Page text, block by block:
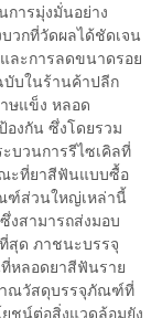
การมุ่งมั่นอย่าง
วกที่วัดผลได้ชัดเจน
ละการลดขนาดรอย
บในร้านค้าปลีก
ษแข็ง หลอด
งกัน ซึ่งโดยรวม
บวนการรีไซเคิลที่
ะที่ยาสีฟันแบบซื้อ
ฑ์ส่วนใหญ่เหล่านี้
งสามารถส่งมอบ
ด ภาชนะบรรจุ
หลอดยาสีฟันราย
าณวัสดุบรรจุภัณฑ์ที่
ชน์ต่อสิ่งแวดล้อมยัง